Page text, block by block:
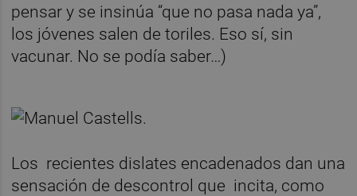
pensar y se insinúa “que no pasa nada ya”,
los jóvenes salen de toriles. Eso sí, sin
vacunar. No se podía saber…)
Los recientes dislates encadenados dan una
sensación de descontrol que incita, como